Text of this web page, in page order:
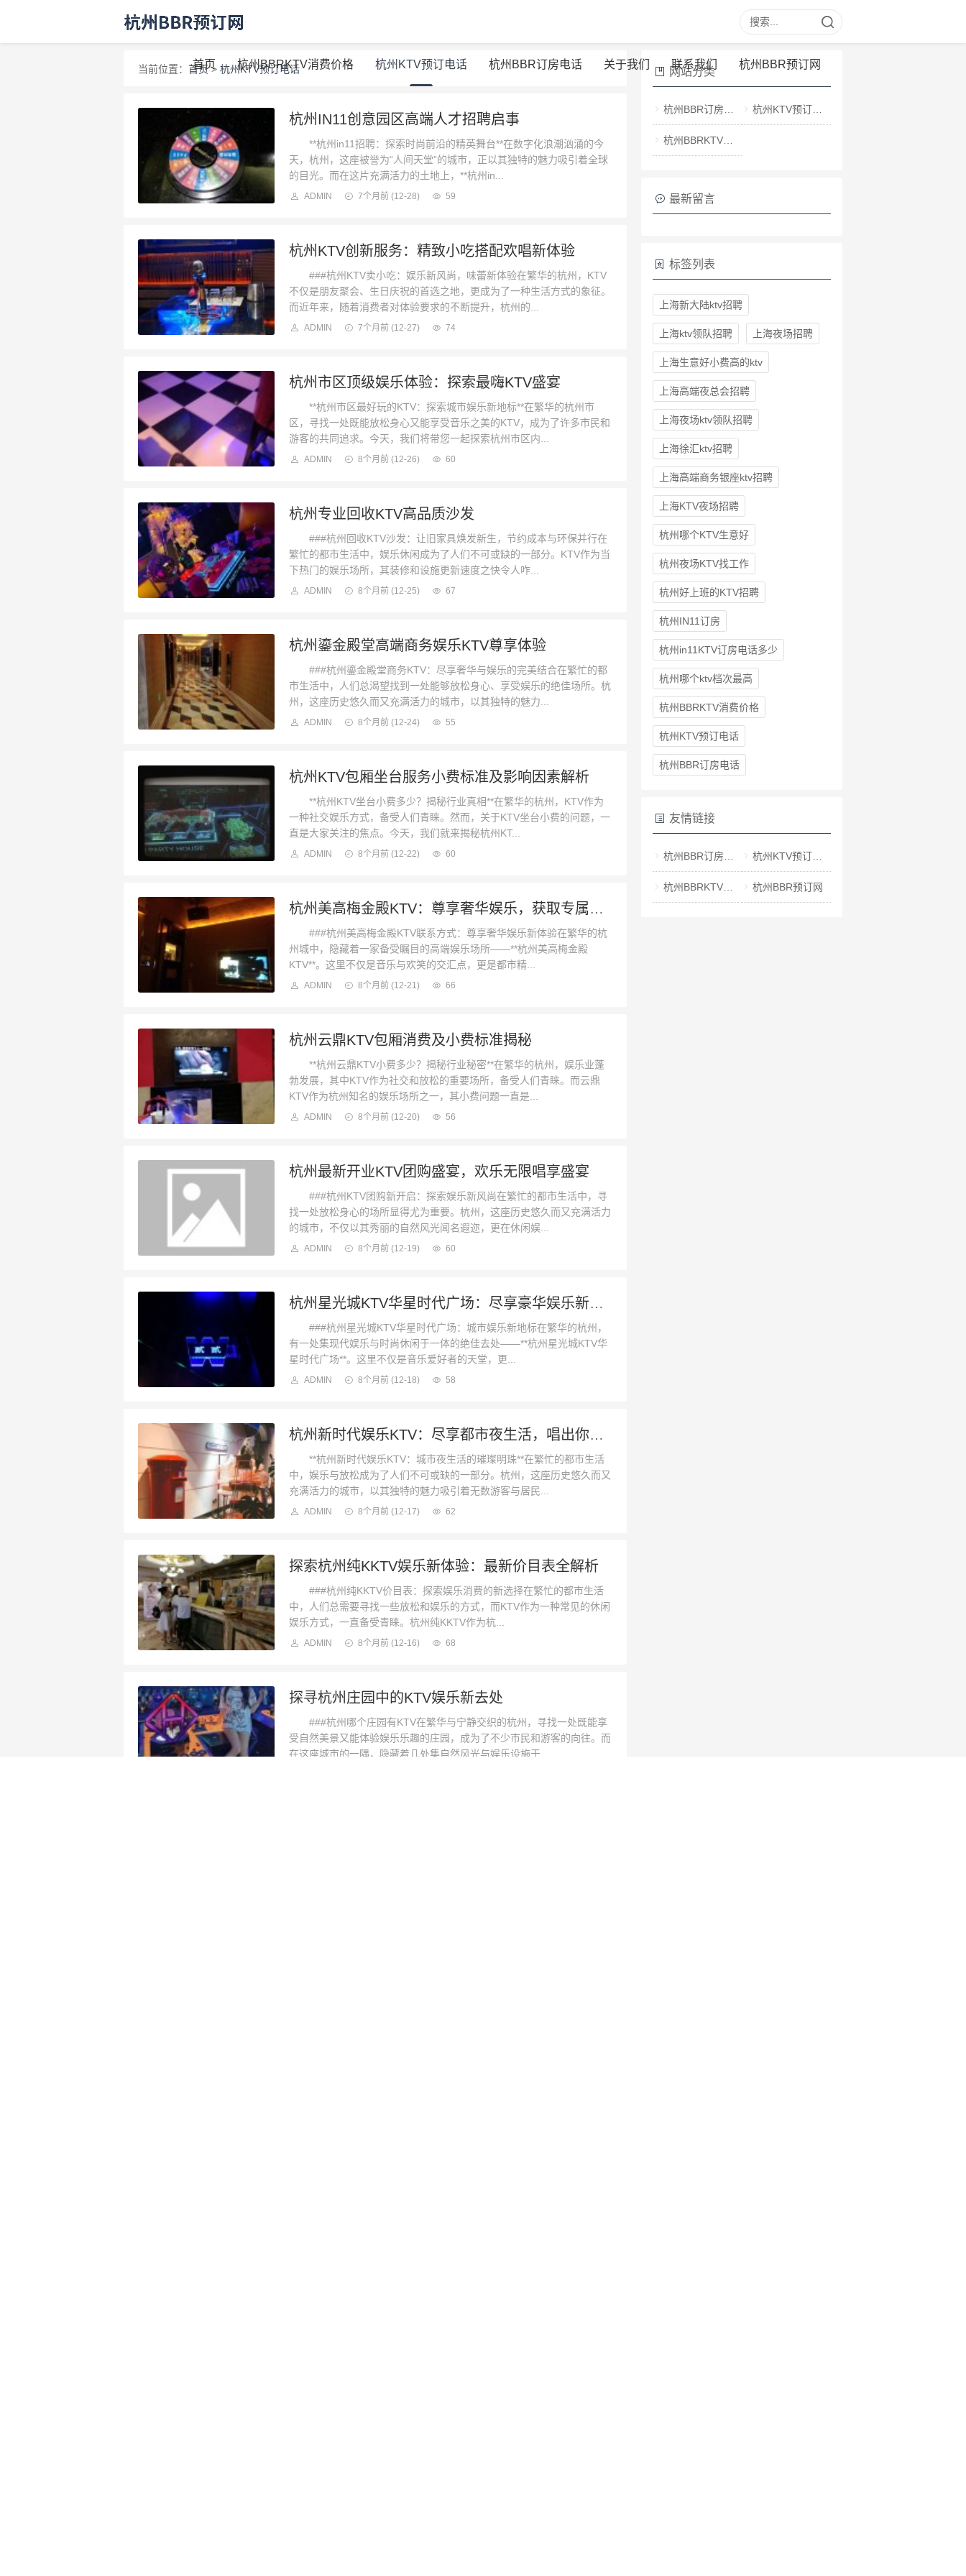
首页 杭州BBRKTV消费价格 杭州KTV预订电话 杭州BBR订房电话 关于我们 联系我们 杭州BBR预订网
当前位置： 首页> 杭州KTV预订电话
杭州IN11创意园区高端人才招聘启事
**杭州in11招聘：探索时尚前沿的精英舞台**在数字化浪潮汹涌的今
天，杭州，这座被誉为“人间天堂”的城市，正以其独特的魅力吸引着全球
的目光。而在这片充满活力的土地上，**杭州in...
ADMIN 7个月前 (12-28) 59
杭州KTV创新服务：精致小吃搭配欢唱新体验
###杭州KTV卖小吃：娱乐新风尚，味蕾新体验在繁华的杭州，KTV
不仅是朋友聚会、生日庆祝的首选之地，更成为了一种生活方式的象征。
而近年来，随着消费者对体验要求的不断提升，杭州的...
ADMIN 7个月前 (12-27) 74
杭州市区顶级娱乐体验：探索最嗨KTV盛宴
**杭州市区最好玩的KTV：探索城市娱乐新地标**在繁华的杭州市
区，寻找一处既能放松身心又能享受音乐之美的KTV，成为了许多市民和
游客的共同追求。今天，我们将带您一起探索杭州市区内...
ADMIN 8个月前 (12-26) 60
杭州专业回收KTV高品质沙发
###杭州回收KTV沙发：让旧家具焕发新生，节约成本与环保并行在
繁忙的都市生活中，娱乐休闲成为了人们不可或缺的一部分。KTV作为当
下热门的娱乐场所，其装修和设施更新速度之快令人咋...
ADMIN 8个月前 (12-25) 67
杭州鎏金殿堂高端商务娱乐KTV尊享体验
###杭州鎏金殿堂商务KTV：尽享奢华与娱乐的完美结合在繁忙的都
市生活中，人们总渴望找到一处能够放松身心、享受娱乐的绝佳场所。杭
州，这座历史悠久而又充满活力的城市，以其独特的魅力...
ADMIN 8个月前 (12-24) 55
杭州KTV包厢坐台服务小费标准及影响因素解析
**杭州KTV坐台小费多少？揭秘行业真相**在繁华的杭州，KTV作为
一种社交娱乐方式，备受人们青睐。然而，关于KTV坐台小费的问题，一
直是大家关注的焦点。今天，我们就来揭秘杭州KT...
ADMIN 8个月前 (12-22) 60
杭州美高梅金殿KTV：尊享奢华娱乐，获取专属联系方式
###杭州美高梅金殿KTV联系方式：尊享奢华娱乐新体验在繁华的杭
州城中，隐藏着一家备受瞩目的高端娱乐场所——**杭州美高梅金殿
KTV**。这里不仅是音乐与欢笑的交汇点，更是都市精...
ADMIN 8个月前 (12-21) 66
杭州云鼎KTV包厢消费及小费标准揭秘
**杭州云鼎KTV小费多少？揭秘行业秘密**在繁华的杭州，娱乐业蓬
勃发展，其中KTV作为社交和放松的重要场所，备受人们青睐。而云鼎
KTV作为杭州知名的娱乐场所之一，其小费问题一直是...
ADMIN 8个月前 (12-20) 56
杭州最新开业KTV团购盛宴，欢乐无限唱享盛宴
###杭州KTV团购新开启：探索娱乐新风尚在繁忙的都市生活中，寻
找一处放松身心的场所显得尤为重要。杭州，这座历史悠久而又充满活力
的城市，不仅以其秀丽的自然风光闻名遐迩，更在休闲娱...
ADMIN 8个月前 (12-19) 60
杭州星光城KTV华星时代广场：尽享豪华娱乐新体验
###杭州星光城KTV华星时代广场：城市娱乐新地标在繁华的杭州，
有一处集现代娱乐与时尚休闲于一体的绝佳去处——**杭州星光城KTV华
星时代广场**。这里不仅是音乐爱好者的天堂，更...
ADMIN 8个月前 (12-18) 58
杭州新时代娱乐KTV：尽享都市夜生活，唱出你的新时代旋律
**杭州新时代娱乐KTV：城市夜生活的璀璨明珠**在繁忙的都市生活
中，娱乐与放松成为了人们不可或缺的一部分。杭州，这座历史悠久而又
充满活力的城市，以其独特的魅力吸引着无数游客与居民...
ADMIN 8个月前 (12-17) 62
探索杭州纯KKTV娱乐新体验：最新价目表全解析
###杭州纯KKTV价目表：探索娱乐消费的新选择在繁忙的都市生活
中，人们总需要寻找一些放松和娱乐的方式，而KTV作为一种常见的休闲
娱乐方式，一直备受青睐。杭州纯KKTV作为杭...
ADMIN 8个月前 (12-16) 68
探寻杭州庄园中的KTV娱乐新去处
###杭州哪个庄园有KTV在繁华与宁静交织的杭州，寻找一处既能享
受自然美景又能体验娱乐乐趣的庄园，成为了不少市民和游客的向往。而
在这座城市的一隅，隐藏着几处集自然风光与娱乐设施于...
网站分类
杭州BBR订房电话 杭州KTV预订电话
杭州BBRKTV消费价格
最新留言
标签列表
上海新大陆ktv招聘
上海ktv领队招聘 上海夜场招聘
上海生意好小费高的ktv
上海高端夜总会招聘
上海夜场ktv领队招聘
上海徐汇ktv招聘
上海高端商务银座ktv招聘
上海KTV夜场招聘
杭州哪个KTV生意好
杭州夜场KTV找工作
杭州好上班的KTV招聘
杭州IN11订房
杭州in11KTV订房电话多少
杭州哪个ktv档次最高
杭州BBRKTV消费价格
杭州KTV预订电话
杭州BBR订房电话
友情链接
杭州BBR订房电话 杭州KTV预订电话
杭州BBRKTV消费价格 杭州BBR预订网